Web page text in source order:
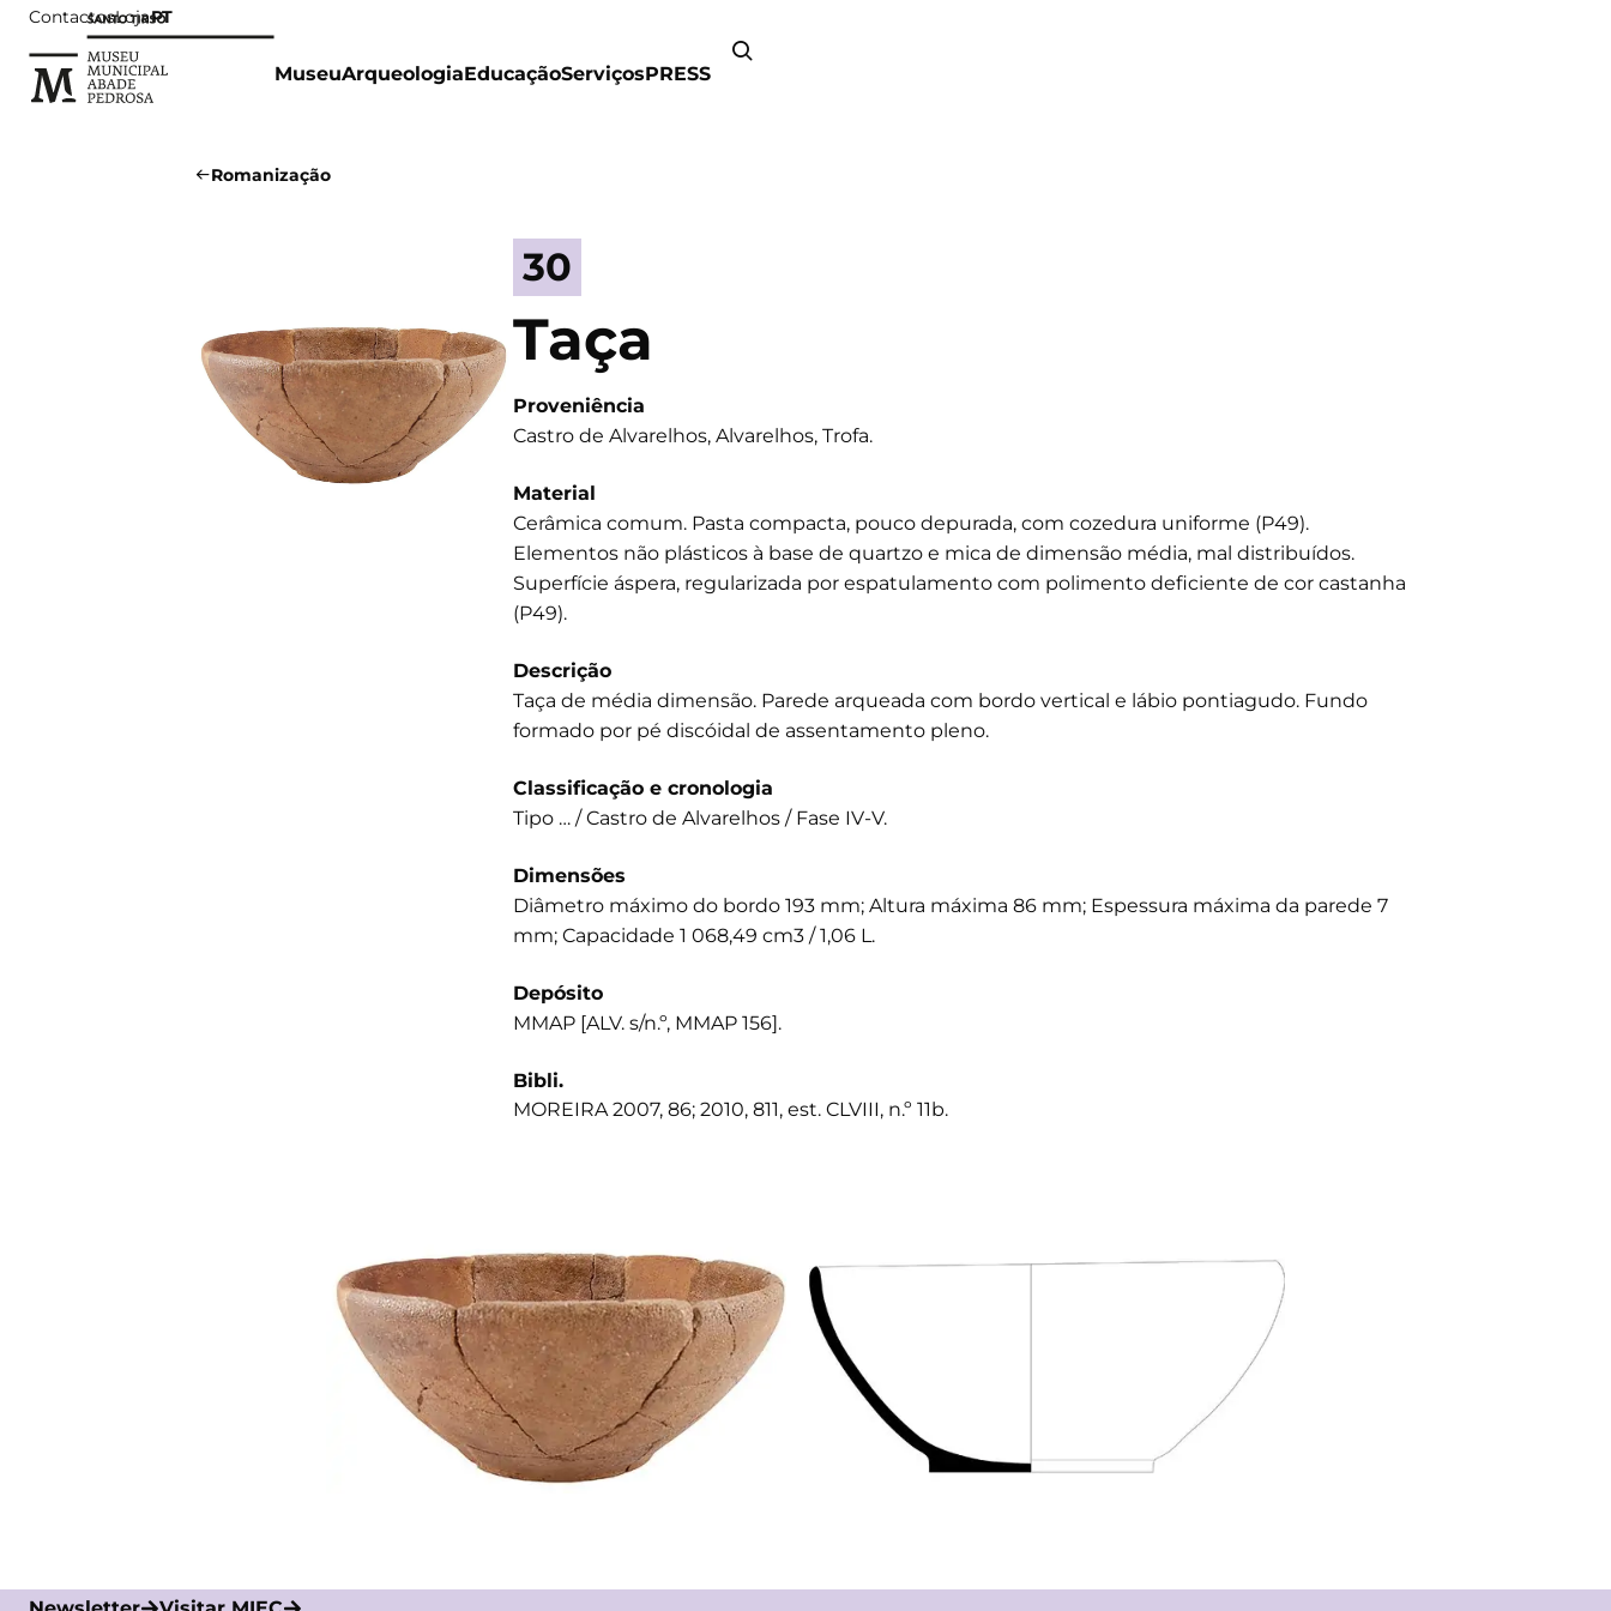
ContactosLojaPT
MuseuArqueologiaEducaçãoServiçosPRESS
Romanização
30
Taça
Proveniência
Castro de Alvarelhos, Alvarelhos, Trofa.
Material
Cerâmica comum. Pasta compacta, pouco depurada, com cozedura uniforme (P49).
Elementos não plásticos à base de quartzo e mica de dimensão média, mal distribuídos.
Superfície áspera, regularizada por espatulamento com polimento deficiente de cor castanha
(P49).
Descrição
Taça de média dimensão. Parede arqueada com bordo vertical e lábio pontiagudo. Fundo
formado por pé discóidal de assentamento pleno.
Classificação e cronologia
Tipo … / Castro de Alvarelhos / Fase IV-V.
Dimensões
Diâmetro máximo do bordo 193 mm; Altura máxima 86 mm; Espessura máxima da parede 7
mm; Capacidade 1 068,49 cm3 / 1,06 L.
Depósito
MMAP [ALV. s/n.º, MMAP 156].
Bibli.
MOREIRA 2007, 86; 2010, 811, est. CLVIII, n.º 11b.